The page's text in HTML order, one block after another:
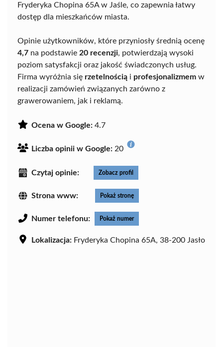
Fryderyka Chopina 65A w Jaśle, co zapewnia łatwy
dostęp dla mieszkańców miasta.
Opinie użytkowników, które przyniosły średnią ocenę
4,7 na podstawie 20 recenzji, potwierdzają wysoki
poziom satysfakcji oraz jakość świadczonych usług.
Firma wyróżnia się rzetelnością i profesjonalizmem w
realizacji zamówień związanych zarówno z
grawerowaniem, jak i reklamą.
Ocena w Google: 4.7
Liczba opinii w Google: 20
Czytaj opinie: Zobacz profil
Strona www: Pokaż stronę
Numer telefonu: Pokaż numer
Lokalizacja: Fryderyka Chopina 65A, 38-200 Jasło